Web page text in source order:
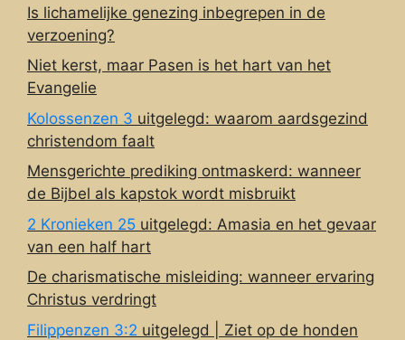
Is lichamelijke genezing inbegrepen in de
verzoening?
Niet kerst, maar Pasen is het hart van het
Evangelie
Kolossenzen 3 uitgelegd: waarom aardsgezind
christendom faalt
Mensgerichte prediking ontmaskerd: wanneer
de Bijbel als kapstok wordt misbruikt
2 Kronieken 25 uitgelegd: Amasia en het gevaar
van een half hart
De charismatische misleiding: wanneer ervaring
Christus verdringt
Filippenzen 3:2 uitgelegd | Ziet op de honden